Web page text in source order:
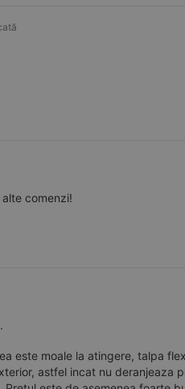
comenzi!
este moale la atingere, talpa
astfel incat nu deranjeaza